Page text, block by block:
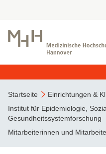
Startseite Einrichtungen &
Institut für Epidemiologie,
Gesundheitssystemforschung
Mitarbeiterinnen und